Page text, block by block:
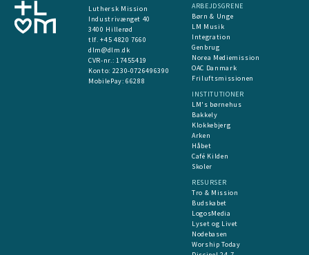
Luthersk Mission
Industrivænget 40
3400 Hillerød
tlf. +45 4820 7660
dlm@dlm.dk
CVR-nr.: 17455419
​Konto: 2230-0726496390
MobilePay:66288
ARBEJDSGRENE
Børn & Unge
LM Musik
Integration
Genbrug
Norea Mediemission
OAC Danmark
Friluftsmissionen
INSTITUTIONER
LM's børnehus
Bakkely
Klokkebjerg
Arken
Håbet
Café Kilden
Skoler
RESURSER
Tro & Mission
Budskabet
LogosMedia
Lyset og Livet
Nodebasen
Worship Today